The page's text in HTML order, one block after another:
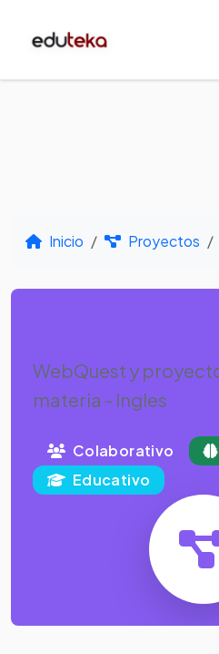
Inicio Proyectos
WebQuest y
materia - Ingles
Colaborativo
Educativo